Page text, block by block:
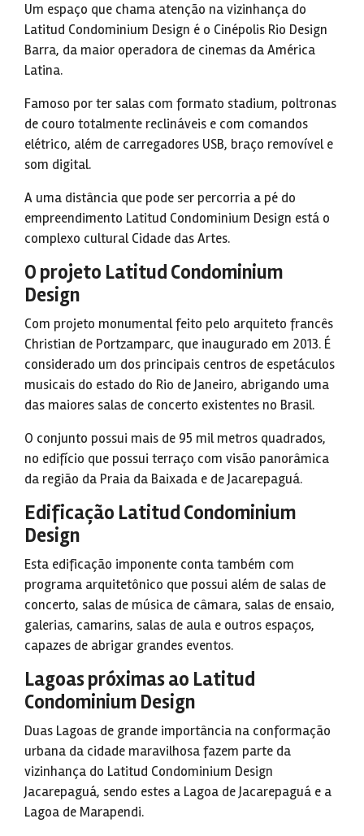
Um espaço que chama atenção na vizinhança do
Latitud Condominium Design é o Cinépolis Rio Design
Barra, da maior operadora de cinemas da América
Latina.
Famoso por ter salas com formato stadium, poltronas
de couro totalmente reclináveis e com comandos
elétrico, além de carregadores USB, braço removível e
som digital.
A uma distância que pode ser percorria a pé do
empreendimento Latitud Condominium Design está o
complexo cultural Cidade das Artes.
O projeto Latitud Condominium
Design
Com projeto monumental feito pelo arquiteto francês
Christian de Portzamparc, que inaugurado em 2013. É
considerado um dos principais centros de espetáculos
musicais do estado do Rio de Janeiro, abrigando uma
das maiores salas de concerto existentes no Brasil.
O conjunto possui mais de 95 mil metros quadrados,
no edifício que possui terraço com visão panorâmica
da região da Praia da Baixada e de Jacarepaguá.
Edificação Latitud Condominium
Design
Esta edificação imponente conta também com
programa arquitetônico que possui além de salas de
concerto, salas de música de câmara, salas de ensaio,
galerias, camarins, salas de aula e outros espaços,
capazes de abrigar grandes eventos.
Lagoas próximas ao Latitud
Condominium Design
Duas Lagoas de grande importância na conformação
urbana da cidade maravilhosa fazem parte da
vizinhança do Latitud Condominium Design
Jacarepaguá, sendo estes a Lagoa de Jacarepaguá e a
Lagoa de Marapendi.